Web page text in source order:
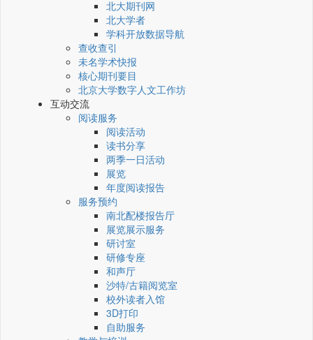
北大期刊网
北大学者
学科开放数据导航
查收查引
未名学术快报
核心期刊要目
北京大学数字人文工作坊
互动交流
阅读服务
阅读活动
读书分享
两季一日活动
展览
年度阅读报告
服务预约
南北配楼报告厅
展览展示服务
研讨室
研修专座
和声厅
沙特/古籍阅览室
校外读者入馆
3D打印
自助服务